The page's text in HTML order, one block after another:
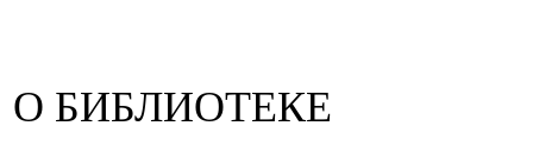
О БИБЛИОТЕКЕ